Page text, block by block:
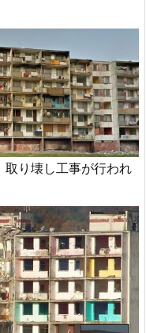
取り壊し工事が行われ